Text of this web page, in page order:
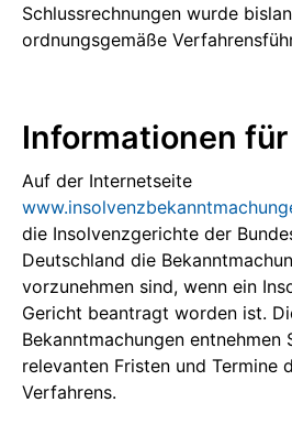
Schlussrechnungen wurde
ordnungsgemäße
Informationen
Auf der Internetseite
die Insolvenzgerichte der
Deutschland die
vorzunehmen sind, wenn ein
Gericht beantragt worden ist.
Bekanntmachungen entnehmen
relevanten Fristen und Termine
Verfahrens.